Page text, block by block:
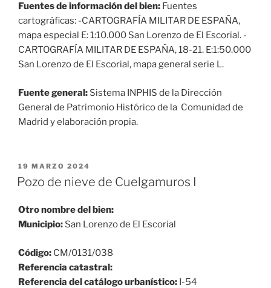
Fuentes de información del bien: Fuentes
cartográficas: -CARTOGRAFÍA MILITAR DE ESPAÑA,
mapa especial E: 1:10.000 San Lorenzo de El Escorial. -
CARTOGRAFÍA MILITAR DE ESPAÑA, 18-21. E:1:50.000
San Lorenzo de El Escorial, mapa general serie L.
Fuente general: Sistema INPHIS de la Dirección
General de Patrimonio Histórico de la Comunidad de
Madrid y elaboración propia.
PUBLICADO
EL
19 MARZO 2024
Pozo de nieve de Cuelgamuros I
Otro nombre del bien:
Municipio: San Lorenzo de El Escorial
Código: CM/0131/038
Referencia catastral:
Referencia del catálogo urbanístico: I-54